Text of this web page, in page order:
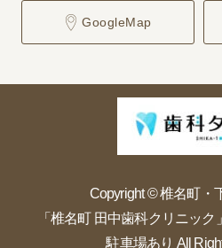
GoogleMap
Copyright © 椎名町・
「椎名町 田中歯科クリニック
駐車場あり All